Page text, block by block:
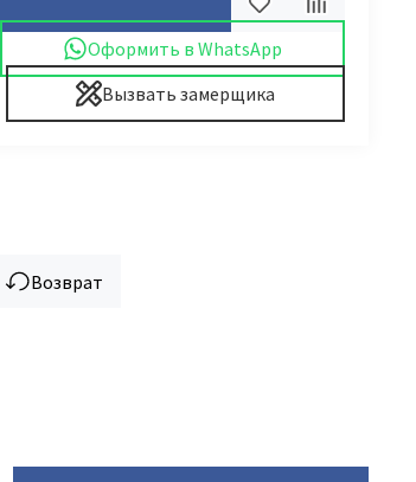
Оформить в WhatsApp
Вызвать замерщика
Возврат